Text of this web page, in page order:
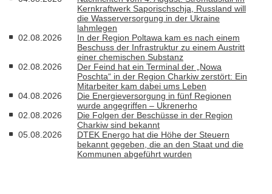
Kernkraftwerk Saporischschja, Russland will
die Wasserversorgung in der Ukraine
lahmlegen
02.08.2026
In der Region Poltawa kam es nach einem
Beschuss der Infrastruktur zu einem Austritt
einer chemischen Substanz
02.08.2026
Der Feind hat ein Terminal der „Nowa
Poschta“ in der Region Charkiw zerstört: Ein
Mitarbeiter kam dabei ums Leben
04.08.2026
Die Energieversorgung in fünf Regionen
wurde angegriffen – Ukrenerho
02.08.2026
Die Folgen der Beschüsse in der Region
Charkiw sind bekannt
05.08.2026
DTEK Energo hat die Höhe der Steuern
bekannt gegeben, die an den Staat und die
Kommunen abgeführt wurden